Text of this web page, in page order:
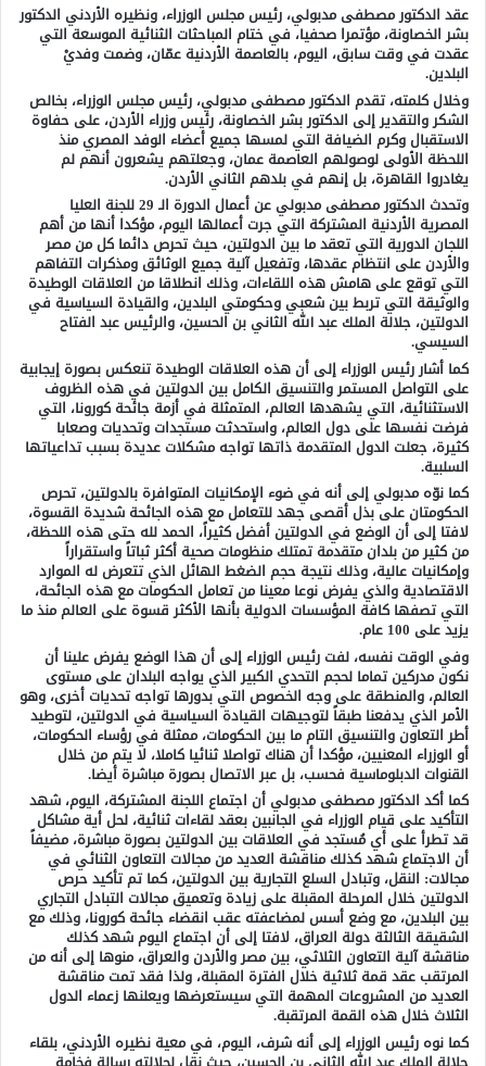
عقد الدكتور مصطفى مدبولي، رئيس مجلس الوزراء، ونظيره الأردني الدكتور
بشر الخصاونة، مؤتمرا صحفيا، في ختام المباحثات الثنائية الموسعة التي
عقدت في وقت سابق، اليوم، بالعاصمة الأردنية عمّان، وضمت وفديْ
البلدين.
وخلال كلمته، تقدم الدكتور مصطفى مدبولي، رئيس مجلس الوزراء، بخالص
الشكر والتقدير إلى الدكتور بشر الخصاونة، رئيس وزراء الأردن، على حفاوة
الاستقبال وكرم الضيافة التي لمسها جميع أعضاء الوفد المصري منذ
اللحظة الأولى لوصولهم العاصمة عمان، وجعلتهم يشعرون أنهم لم
يغادروا القاهرة، بل إنهم في بلدهم الثاني الأردن.
وتحدث الدكتور مصطفى مدبولي عن أعمال الدورة الـ 29 للجنة العليا
المصرية الأردنية المشتركة التي جرت أعمالها اليوم، مؤكدا أنها من أهم
اللجان الدورية التي تعقد ما بين الدولتين، حيث تحرص دائما كل من مصر
والأردن على انتظام عقدها، وتفعيل آلية جميع الوثائق ومذكرات التفاهم
التي توقع على هامش هذه اللقاءات، وذلك انطلاقا من العلاقات الوطيدة
والوثيقة التي تربط بين شعبي وحكومتي البلدين، والقيادة السياسية في
الدولتين، جلالة الملك عبد الله الثاني بن الحسين، والرئيس عبد الفتاح
السيسي.
كما أشار رئيس الوزراء إلى أن هذه العلاقات الوطيدة تنعكس بصورة إيجابية
على التواصل المستمر والتنسيق الكامل بين الدولتين في هذه الظروف
الاستثنائية، التي يشهدها العالم، المتمثلة في أزمة جائحة كورونا، التي
فرضت نفسها على دول العالم، واستحدثت مستجدات وتحديات وصعابا
كثيرة، جعلت الدول المتقدمة ذاتها تواجه مشكلات عديدة بسبب تداعياتها
السلبية.
كما نوّه مدبولي إلى أنه في ضوء الإمكانيات المتوافرة بالدولتين، تحرص
الحكومتان على بذل أقصى جهد للتعامل مع هذه الجائحة شديدة القسوة،
لافتا إلى أن الوضع في الدولتين أفضل كثيراً، الحمد لله حتى هذه اللحظة،
من كثير من بلدان متقدمة تمتلك منظومات صحية أكثر ثباتاً واستقراراً
وإمكانيات عالية، وذلك نتيجة حجم الضغط الهائل الذي تتعرض له الموارد
الاقتصادية والذي يفرض نوعا معينا من تعامل الحكومات مع هذه الجائحة،
التي تصفها كافة المؤسسات الدولية بأنها الأكثر قسوة على العالم منذ ما
يزيد على 100 عام.
وفي الوقت نفسه، لفت رئيس الوزراء إلى أن هذا الوضع يفرض علينا أن
نكون مدركين تماما لحجم التحدي الكبير الذي يواجه البلدان على مستوى
العالم، والمنطقة على وجه الخصوص التي بدورها تواجه تحديات أخرى، وهو
الأمر الذي يدفعنا طبقاً لتوجيهات القيادة السياسية في الدولتين، لتوطيد
أطر التعاون والتنسيق التام ما بين الحكومات، ممثلة في رؤساء الحكومات،
أو الوزراء المعنيين، مؤكدا أن هناك تواصلا ثنائيا كاملا، لا يتم من خلال
القنوات الدبلوماسية فحسب، بل عبر الاتصال بصورة مباشرة أيضا.
كما أكد الدكتور مصطفى مدبولي أن اجتماع اللجنة المشتركة، اليوم، شهد
التأكيد على قيام الوزراء في الجانبين بعقد لقاءات ثنائية، لحل أية مشاكل
قد تطرأ على أي مُستجد في العلاقات بين الدولتين بصورة مباشرة، مضيفاً
أن الاجتماع شهد كذلك مناقشة العديد من مجالات التعاون الثنائي في
مجالات: النقل، وتبادل السلع التجارية بين الدولتين، كما تم تأكيد حرص
الدولتين خلال المرحلة المقبلة على زيادة وتعميق مجالات التبادل التجاري
بين البلدين، مع وضع أسس لمضاعفته عقب انقضاء جائحة كورونا، وذلك مع
الشقيقة الثالثة دولة العراق، لافتا إلى أن اجتماع اليوم شهد كذلك
مناقشة آلية التعاون الثلاثي، بين مصر والأردن والعراق، منوها إلى أنه من
المرتقب عقد قمة ثلاثية خلال الفترة المقبلة، ولذا فقد تمت مناقشة
العديد من المشروعات المهمة التي سيستعرضها ويعلنها زعماء الدول
الثلاث خلال هذه القمة المرتقبة.
كما نوه رئيس الوزراء إلى أنه شرف، اليوم، في معية نظيره الأردني، بلقاء